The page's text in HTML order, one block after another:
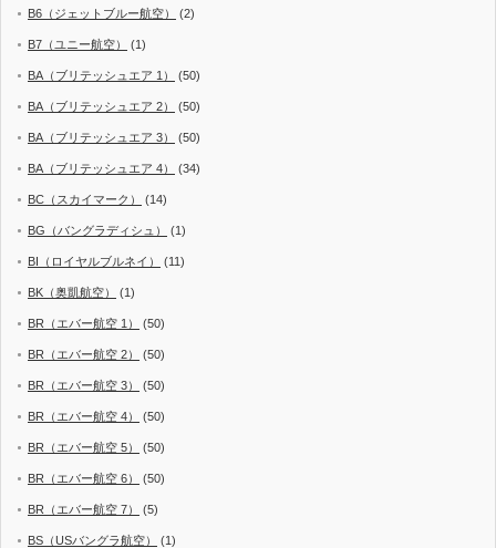
B6（ジェットブルー航空） (2)
B7（ユニー航空） (1)
BA（ブリテッシュエア 1） (50)
BA（ブリテッシュエア 2） (50)
BA（ブリテッシュエア 3） (50)
BA（ブリテッシュエア 4） (34)
BC（スカイマーク） (14)
BG（バングラディシュ） (1)
BI（ロイヤルブルネイ） (11)
BK（奥凱航空） (1)
BR（エバー航空 1） (50)
BR（エバー航空 2） (50)
BR（エバー航空 3） (50)
BR（エバー航空 4） (50)
BR（エバー航空 5） (50)
BR（エバー航空 6） (50)
BR（エバー航空 7） (5)
BS（USバングラ航空） (1)